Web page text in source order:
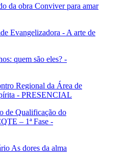
da obra Conviver para amar
Evangelizadora - A arte de
quem são eles? -
Regional da Área de
- PRESENCIAL
de Qualificação do
– 1ª Fase -
As dores da alma